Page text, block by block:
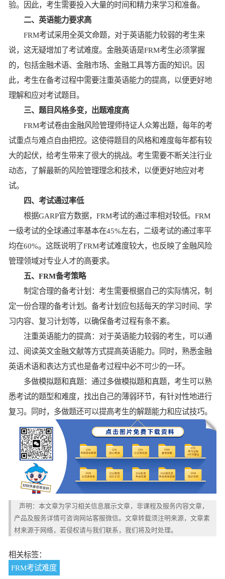
验。因此，考生需要投入大量的时间和精力来学习和准备。
二、英语能力要求高
FRM考试采用全英文命题，对于英语能力较弱的考生来
说，这无疑增加了考试难度。金融英语是FRM考生必须掌握
的，包括金融术语、金融市场、金融工具等方面的知识。因
此，考生在备考过程中需要注重英语能力的提高，以便更好地
理解和应对考试题目。
三、题目风格多变，出题难度高
FRM考试卷由金融风险管理师持证人众筹出题，每年的考
试重点与难点自由把控。这使得题目的风格和难度每年都有较
大的起伏，给考生带来了很大的挑战。考生需要不断关注行业
动态，了解最新的风险管理理念和技术，以便更好地应对考
试。
四、考试通过率低
根据GARP官方数据，FRM考试的通过率相对较低。FRM
一级考试的全球通过率基本在45%左右，二级考试的通过率平
均在60%。这既说明了FRM考试难度较大，也反映了金融风险
管理领域对专业人才的高要求。
五、FRM备考策略
制定合理的备考计划：考生需要根据自己的实际情况，制
定一份合理的备考计划。备考计划应包括每天的学习时间、学
习内容、复习计划等，以确保备考过程有条不紊。
注重英语能力的提高：对于英语能力较弱的考生，可以通
过、阅读英文金融文献等方式提高英语能力。同时，熟悉金融
英语术语和表达方式也是备考过程中必不可少的一环。
多做模拟题和真题：通过多做模拟题和真题，考生可以熟
悉考试的题型和难度，找出自己的薄弱环节，有针对性地进行
复习。同时，多做题还可以提高考生的解题能力和应试技巧。
声明：本文章为学习相关信息展示文章，非课程及服务内容文章，
产品及服务详情可咨询网站客服微信。文章转载须注明来源，文章素
材来源于网络，若侵权请与我们联系，我们将及时处理。
相关标签：
FRM考试难度